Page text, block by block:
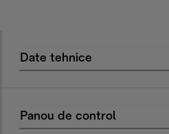
Date tehnice
Panou de control